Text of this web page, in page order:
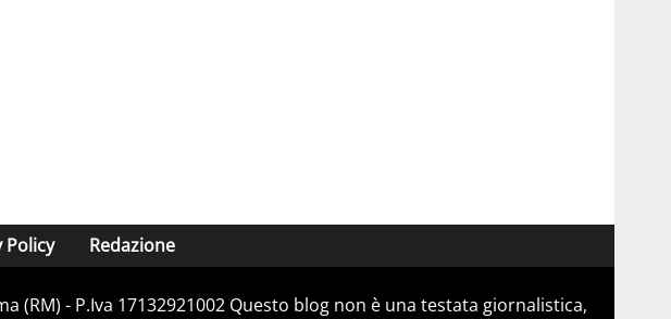
Policy Redazione
(RM) - P.Iva 17132921002 Questo blog non è una testata giornalistica,